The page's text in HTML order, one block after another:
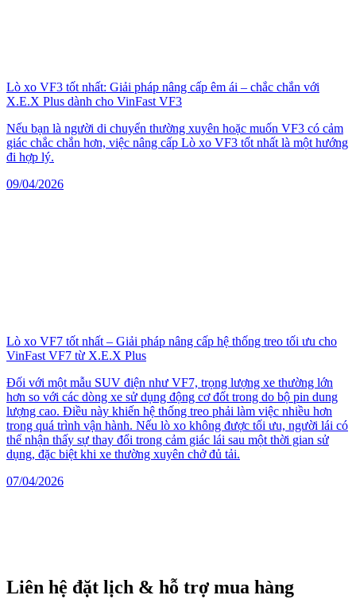
Lò xo VF3 tốt nhất: Giải pháp nâng cấp êm ái – chắc chắn với
X.E.X Plus dành cho VinFast VF3
Nếu bạn là người di chuyển thường xuyên hoặc muốn VF3 có cảm
giác chắc chắn hơn, việc nâng cấp Lò xo VF3 tốt nhất là một hướng
đi hợp lý.
09/04/2026
Lò xo VF7 tốt nhất – Giải pháp nâng cấp hệ thống treo tối ưu cho
VinFast VF7 từ X.E.X Plus
Đối với một mẫu SUV điện như VF7, trọng lượng xe thường lớn
hơn so với các dòng xe sử dụng động cơ đốt trong do bộ pin dung
lượng cao. Điều này khiến hệ thống treo phải làm việc nhiều hơn
trong quá trình vận hành. Nếu lò xo không được tối ưu, người lái có
thể nhận thấy sự thay đổi trong cảm giác lái sau một thời gian sử
dụng, đặc biệt khi xe thường xuyên chở đủ tải.
07/04/2026
Liên hệ đặt lịch & hỗ trợ mua hàng